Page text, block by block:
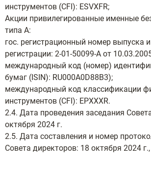
инструментов (CFI): ESVXFR;
Акции привилегированные именные
типа А:
гос. регистрационный номер выпуска
регистрации: 2-01-50099-А от
международный код (номер)
бумаг (ISIN): RU000A0D88В3);
международный код классификации
инструментов (CFI): EPXXXR.
2.4. Дата проведения заседания
октября 2024 г.
2.5. Дата составления и номер
Совета директоров: 18 октября 2024